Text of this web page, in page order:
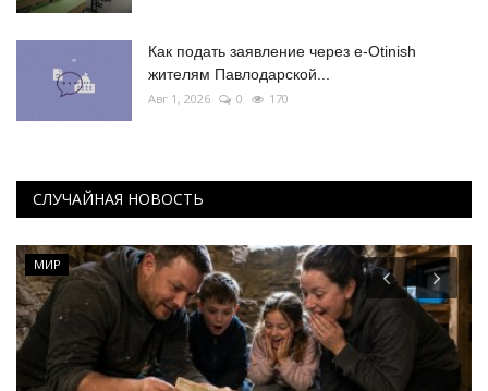
Как подать заявление через e-Otinish
жителям Павлодарской...
Авг 1, 2026 0 170
СЛУЧАЙНАЯ НОВОСТЬ
МИР